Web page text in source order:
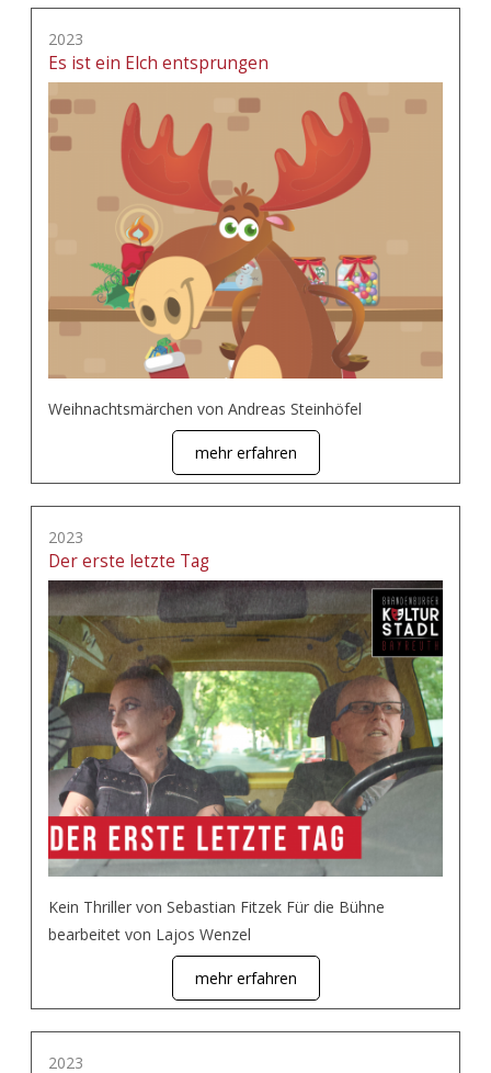
2023
Es ist ein Elch entsprungen
Weihnachtsmärchen von Andreas Steinhöfel
mehr erfahren
2023
Der erste letzte Tag
Kein Thriller von Sebastian Fitzek Für die Bühne
bearbeitet von Lajos Wenzel
mehr erfahren
2023